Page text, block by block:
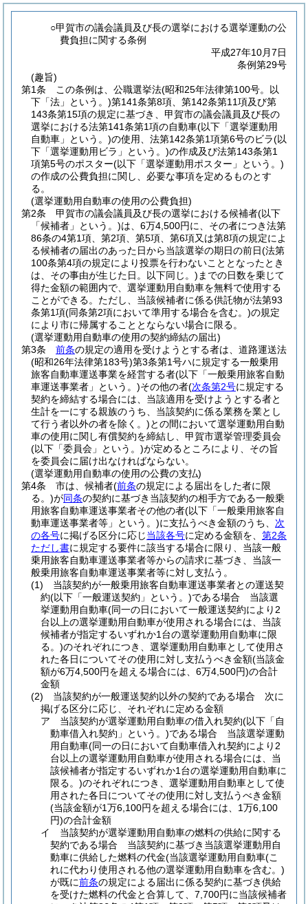
○甲賀市の議会議員及び長の選挙における選挙運動の公
費負担に関する条例
平成27年10月7日
条例第29号
(趣旨)
第1条
この条例は、公職選挙法(昭和25年法律第100号。以
下「法」という。)第141条第8項、第142条第11項及び第
143条第15項の規定に基づき、甲賀市の議会議員及び長の
選挙における法第141条第1項の自動車(以下「選挙運動用
自動車」という。)の使用、法第142条第1項第6号のビラ(以
下「選挙運動用ビラ」という。)の作成及び法第143条第1
項第5号のポスター(以下「選挙運動用ポスター」という。)
の作成の公費負担に関し、必要な事項を定めるものとす
る。
(選挙運動用自動車の使用の公費負担)
第2条
甲賀市の議会議員及び長の選挙における候補者(以下
「候補者」という。)は、6万4,500円に、その者につき法第
86条の4第1項、第2項、第5項、第6項又は第8項の規定によ
る候補者の届出のあった日から当該選挙の期日の前日(法第
100条第4項の規定により投票を行わないこととなったとき
は、その事由が生じた日。以下同じ。) までの日数を乗じて
得た金額の範囲内で、選挙運動用自動車を無料で使用する
ことができる。 ただし、当該候補者に係る供託物が法第93
条第1項(同条第2項において準用する場合を含む。)の規定
により市に帰属することとならない場合に限る。
(選挙運動用自動車の使用の契約締結の届出)
第3条
前条の規定の適用を受けようとする者は、道路運送法
(昭和26年法律第183号)第3条第1号ハに規定する一般乗用
旅客自動車運送事業を経営する者(以下「一般乗用旅客自動
車運送事業者」という。)その他の者(次条第2号に規定する
契約を締結する場合には、当該適用を受けようとする者と
生計を一にする親族のうち、当該契約に係る業務を業とし
て行う者以外の者を除く。)との間において選挙運動用自動
車の使用に関し有償契約を締結し、甲賀市選挙管理委員会
(以下「委員会」という。)が定めるところにより、その旨
を委員会に届け出なければならない。
(選挙運動用自動車の使用の公費の支払)
第4条
市は、候補者(前条の規定による届出をした者に限
る。)が同条の契約に基づき当該契約の相手方である一般乗
用旅客自動車運送事業者その他の者(以下「一般乗用旅客自
動車運送事業者等」という。)に支払うべき金額のうち、 次
の各号に掲げる区分に応じ当該各号に定める金額を、 第2条
ただし書に規定する要件に該当する場合に限り、当該一般
乗用旅客自動車運送事業者等からの請求に基づき、当該一
般乗用旅客自動車運送事業者等に対し支払う。
(1)
当該契約が一般乗用旅客自動車運送事業者との運送契
約(以下「一般運送契約」という。)である場合 当該選
挙運動用自動車(同一の日において一般運送契約により2
台以上の選挙運動用自動車が使用される場合には、当該
候補者が指定するいずれか1台の選挙運動用自動車に限
る。)のそれぞれにつき、選挙運動用自動車として使用さ
れた各日についてその使用に対し支払うべき金額(当該金
額が6万4,500円を超える場合には、6万4,500円)の合計
金額
(2)
当該契約が一般運送契約以外の契約である場合 次に
掲げる区分に応じ、それぞれに定める金額
ア
当該契約が選挙運動用自動車の借入れ契約(以下「自
動車借入れ契約」という。)である場合 当該選挙運動
用自動車(同一の日において自動車借入れ契約により2
台以上の選挙運動用自動車が使用される場合には、当
該候補者が指定するいずれか1台の選挙運動用自動車に
限る。)のそれぞれにつき、選挙運動用自動車として使
用された各日についてその使用に対し支払うべき金額
(当該金額が1万6,100円を超える場合には、1万6,100
円)の合計金額
イ
当該契約が選挙運動用自動車の燃料の供給に関する
契約である場合 当該契約に基づき当該選挙運動用自
動車に供給した燃料の代金(当該選挙運動用自動車(こ
れに代わり使用される他の選挙運動用自動車を含む。)
が既に前条の規定による届出に係る契約に基づき供給
を受けた燃料の代金と合算して、7,700円に当該候補者